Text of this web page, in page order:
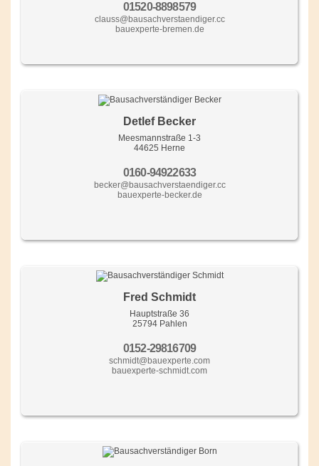
01520-8898579
clauss@bausachverstaendiger.cc
bauexperte-bremen.de
Detlef Becker
Meesmannstraße 1-3
44625 Herne
0160-94922633
becker@bausachverstaendiger.cc
bauexperte-becker.de
Fred Schmidt
Hauptstraße 36
25794 Pahlen
0152-29816709
schmidt@bauexperte.com
bauexperte-schmidt.com